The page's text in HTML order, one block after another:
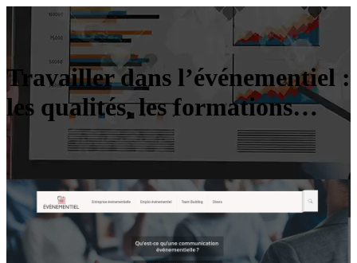
Travailler dans l’événementiel :
les qualités, les formations…